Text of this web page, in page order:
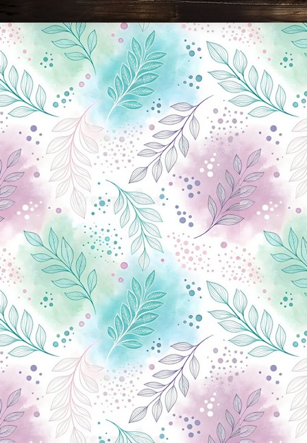
Новини Чернігова, Чернігівські новини, Чернігівський формат, новини Чернігова, події в Чернігові: політика, економіка, аналітика, культура, відеоновини, екологія, спортивний Чернігів, туризм, Чернігів